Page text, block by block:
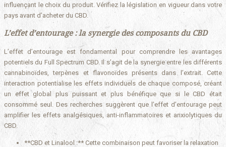
influençant le choix du produit. Vérifiez la législation en vigueur dans votre
pays avant d’acheter du CBD.
L’effet d’entourage : la synergie des composants du CBD
L’effet d’entourage est fondamental pour comprendre les avantages
potentiels du Full Spectrum CBD. Il s’agit de la synergie entre les différents
cannabinoïdes, terpènes et flavonoïdes présents dans l’extrait. Cette
interaction potentialise les effets individuels de chaque composé, créant
un effet global plus puissant et plus bénéfique que si le CBD était
consommé seul. Des recherches suggèrent que l’effet d’entourage peut
amplifier les effets analgésiques, anti-inflammatoires et anxiolytiques du
CBD.
**CBD et Linalool :** Cette combinaison peut favoriser la relaxation